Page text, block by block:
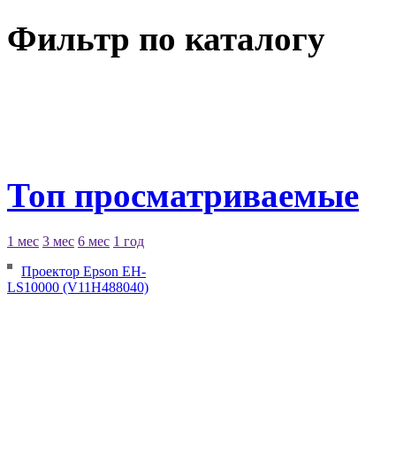
Фильтр по каталогу
Топ просматриваемые
1 мес 3 мес 6 мес 1 год
Проектор Epson EH-
LS10000 (V11H488040)